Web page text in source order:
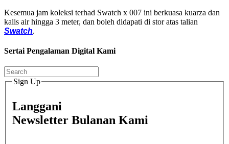
Kesemua jam koleksi terhad Swatch x 007 ini berkuasa kuarza dan
kalis air hingga 3 meter, dan boleh didapati di stor atas talian
Swatch.
Sertai Pengalaman Digital Kami
Sign Up
Langgani
Newsletter Bulanan Kami